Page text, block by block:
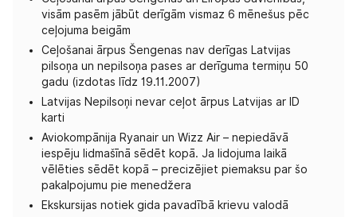
visām pasēm jābūt derīgām vismaz 6 mēnešus pēc
ceļojuma beigām
Ceļošanai ārpus Šengenas nav derīgas Latvijas
pilsoņa un nepilsoņa pases ar derīguma termiņu 50
gadu (izdotas līdz 19.11.2007)
Latvijas Nepilsoņi nevar ceļot ārpus Latvijas ar ID
karti
Aviokompānija Ryanair un Wizz Air – nepiedāvā
iespēju lidmašīnā sēdēt kopā. Ja lidojuma laikā
vēlēties sēdēt kopā – precizējiet piemaksu par šo
pakalpojumu pie menedžera
Ekskursijas notiek gida pavadībā krievu valodā